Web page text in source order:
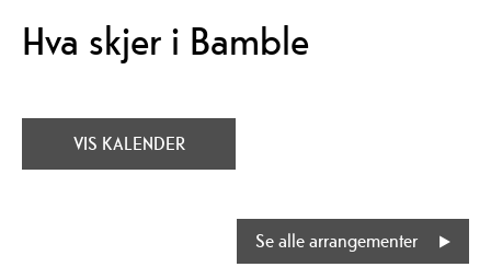
Hva skjer i Bamble
VIS KALENDER
Se alle arrangementer